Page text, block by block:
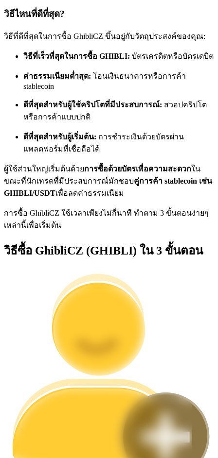
เพลิดเพลินกับการแบ่งปันผลกำไรและค่าคอมมิชชั่นการคัด
การวิเคราะห์ข้อมูลขนาดใหญ่ รวมถึงข้อมูลการค้า ฯลฯ
แนะนำ
กลยุทธ์การซื้อขาย
เรียนรู้วิธีการรักษาผลกำไร
วิธีไหนที่ดีที่สุด?
วิธีที่ดีที่สุดในการซื้อ GhibliCZ ขึ้นอยู่กับวัตถุประสงค์ของคุณ:
วิธีที่เร็วที่สุดในการซื้อ GHIBLI: บัตรเครดิตหรือบัตรเดบิต
ค่าธรรมเนียมต่ำสุด: โอนเงินธนาคารหรือการค้า
stablecoin
ดีที่สุดสำหรับผู้ใช้คริปโตที่มีประสบการณ์: สวอปคริปโต
หรือการค้าแบบปกติ
ดีที่สุดสำหรับผู้เริ่มต้น: การชำระเงินด้วยบัตรผ่าน
แพลตฟอร์มที่เชื่อถือได้
ผู้ใช้ส่วนใหญ่เริ่มต้นด้วยการซื้อด้วยบัตรเพื่อความสะดวกใน
ขณะที่นักเทรดที่มีประสบการณ์มักชอบคู่การค้า stablecoin เช่น
GHIBLI/USDTเพื่อลดค่าธรรมเนียม
การซื้อ GhibliCZ ใช้เวลาเพียงไม่กี่นาที ทำตาม 3 ขั้นตอนง่ายๆ
เหล่านี้เพื่อเริ่มต้น
วิธีซื้อ GhibliCZ (GHIBLI) ใน 3 ขั้นตอน